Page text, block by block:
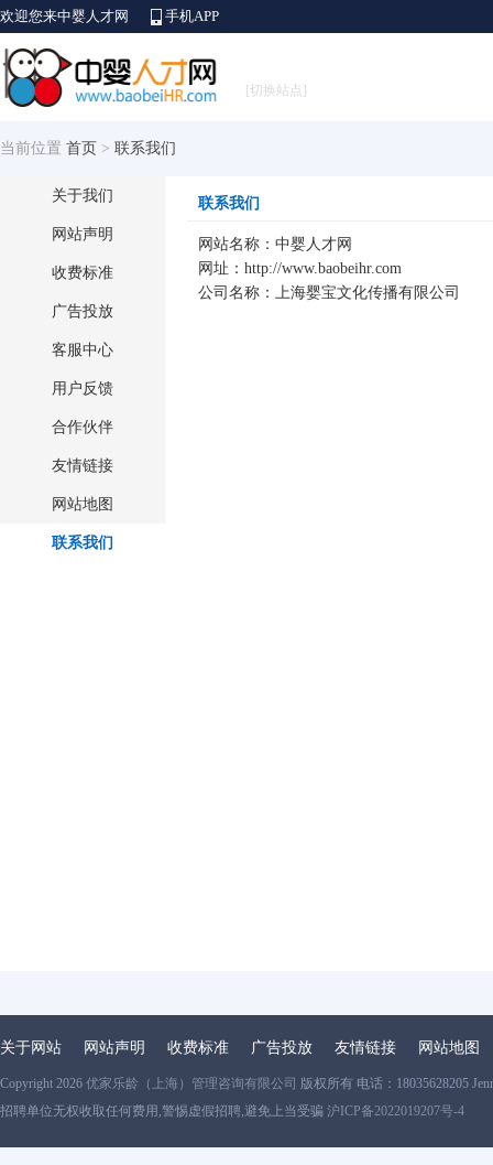
欢迎您来中婴人才网 手机APP
[切换站点]
当前位置 首页 > 联系我们
关于我们
网站声明
收费标准
广告投放
客服中心
用户反馈
合作伙伴
友情链接
网站地图
联系我们
联系我们
网站名称：中婴人才网
网址：http://www.baobeihr.com
公司名称：上海婴宝文化传播有限公司
关于网站 网站声明 收费标准 广告投放 友情链接 网站地图
Copyright 2026 优家乐龄（上海）管理咨询有限公司 版权所有 电话：18035628205
招聘单位无权收取任何费用,警惕虚假招聘,避免上当受骗 沪ICP备2022019207号-4